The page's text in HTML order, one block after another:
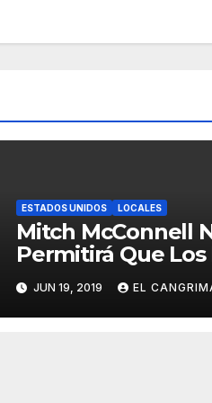
ESTADOS UNIDOS LOCALES
Mitch McConnell
Permitirá Que Los
Socialistas
PNP Logren La
JUN 19, 2019 EL